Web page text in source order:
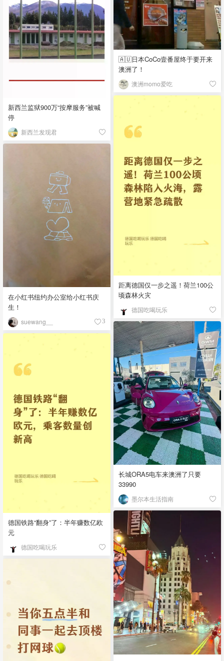
🇦🇺日本CoCo壹番屋终于要开来
澳洲了！
澳洲momo爱吃
新西兰监狱900万“按摩服务”被喊
停
新西兰发现君
距离德国仅一步之遥！荷兰100公
顷森林火灾
德国吃喝玩乐
在小红书纽约办公室给小红书庆
生！
suewang__ 3
长城ORA5电车来澳洲了只要
33990
墨尔本生活指南
德国铁路“翻身”了：半年赚数亿欧
元
德国吃喝玩乐